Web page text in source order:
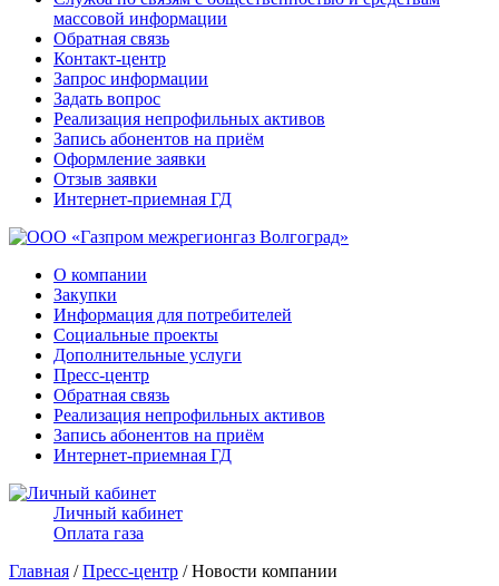
массовой информации
Обратная связь
Контакт-центр
Запрос информации
Задать вопрос
Реализация непрофильных активов
Запись абонентов на приём
Оформление заявки
Отзыв заявки
Интернет-приемная ГД
О компании
Закупки
Информация для потребителей
Социальные проекты
Дополнительные услуги
Пресс-центр
Обратная связь
Реализация непрофильных активов
Запись абонентов на приём
Интернет-приемная ГД
Личный кабинет
Оплата газа
Главная /Пресс-центр / Новости компании